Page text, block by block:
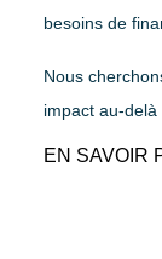
besoins de
Nous
impact au-
EN SAVOIR